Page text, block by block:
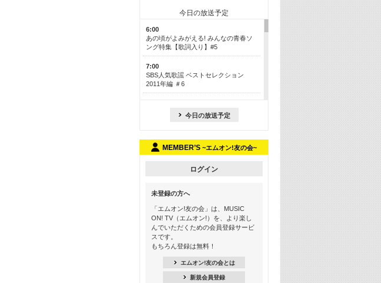
今日の放送予定
6:00
あの頃がよみがえる! みんなの青春ソ
ング特集【歌詞入り】#5
7:00
SBS人気歌謡 ベストセレクション
2011年編 ＃6
今も昔も愛される鉄板カラオケメドレ
ー【歌詞入り】 一挙5時間！
13:30
Apple Music カウントダウン 20
16:30
あのころK-POPヒッツ! 2018→2021年
18:30
M-ON! Countdown K
今日の放送予定
MEMBER’S ~エムオン!友の会~
ログイン
未登録の方へ
「エムオン!友の会」は、MUSIC
ON! TV（エムオン!）を、より楽し
んでいただくための会員登録サービ
スです。
もちろん登録は無料！
エムオン!友の会とは
新規会員登録